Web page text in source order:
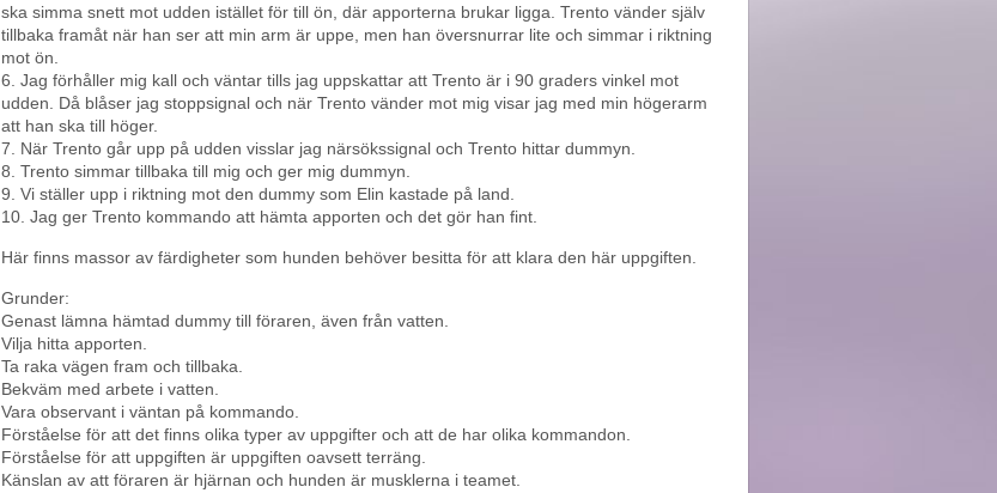
ska simma snett mot udden istället för till ön, där apporterna brukar ligga. Trento vänder själv
tillbaka framåt när han ser att min arm är uppe, men han översnurrar lite och simmar i riktning
mot ön.
6. Jag förhåller mig kall och väntar tills jag uppskattar att Trento är i 90 graders vinkel mot
udden. Då blåser jag stoppsignal och när Trento vänder mot mig visar jag med min högerarm
att han ska till höger.
7. När Trento går upp på udden visslar jag närsökssignal och Trento hittar dummyn.
8. Trento simmar tillbaka till mig och ger mig dummyn.
9. Vi ställer upp i riktning mot den dummy som Elin kastade på land.
10. Jag ger Trento kommando att hämta apporten och det gör han fint.
Här finns massor av färdigheter som hunden behöver besitta för att klara den här uppgiften.
Grunder:
Genast lämna hämtad dummy till föraren, även från vatten.
Vilja hitta apporten.
Ta raka vägen fram och tillbaka.
Bekväm med arbete i vatten.
Vara observant i väntan på kommando.
Förståelse för att det finns olika typer av uppgifter och att de har olika kommandon.
Förståelse för att uppgiften är uppgiften oavsett terräng.
Känslan av att föraren är hjärnan och hunden är musklerna i teamet.